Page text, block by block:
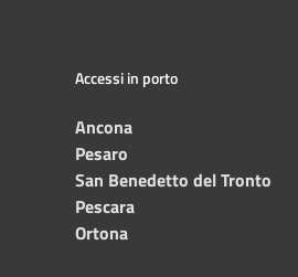
Accessi in porto
Ancona
Pesaro
San Benedetto del Tronto
Pescara
Ortona